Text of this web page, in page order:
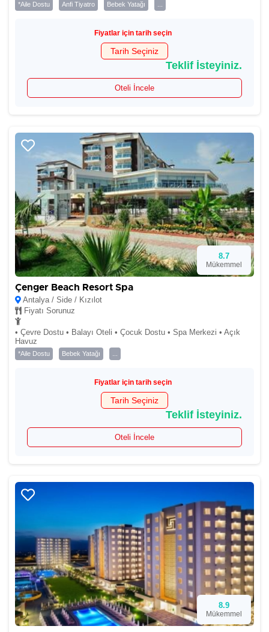
*Aile Dostu Anfi Tiyatro Bebek Yatağı
Fiyatlar için tarih seçin
Tarih Seçiniz
Teklif İsteyiniz.
Oteli İncele
8.7
Mükemmel
Çenger Beach Resort Spa
Antalya / Side / Kızılot
Fiyatı Sorunuz
• Çevre Dostu • Balayı Oteli • Çocuk Dostu • Spa Merkezi • Açık
Havuz
*Aile Dostu Bebek Yatağı
Fiyatlar için tarih seçin
Tarih Seçiniz
Teklif İsteyiniz.
Oteli İncele
8.9
Mükemmel